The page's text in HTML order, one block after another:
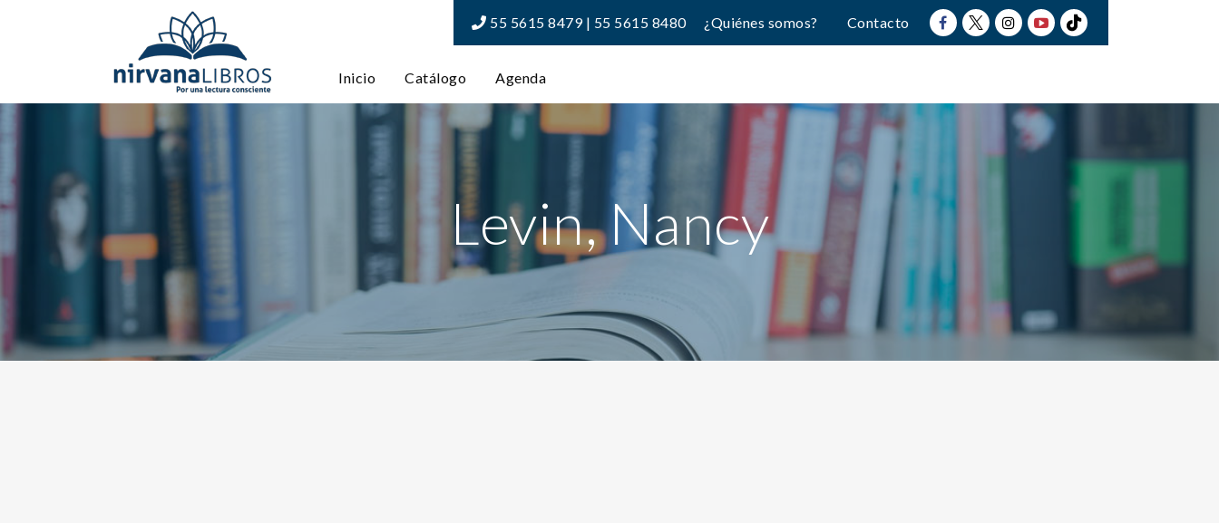
55 5615 8479 | 55 5615 8480 ¿Quiénes somos? Contacto
Inicio Catálogo Agenda
Levin, Nancy